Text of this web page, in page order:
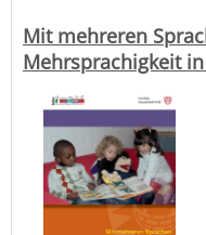
Mit mehreren
Mehrsprachigkeit